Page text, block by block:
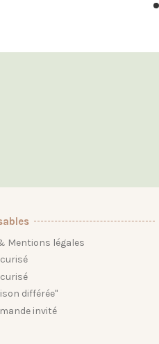
Mentions légales
différée"
invité